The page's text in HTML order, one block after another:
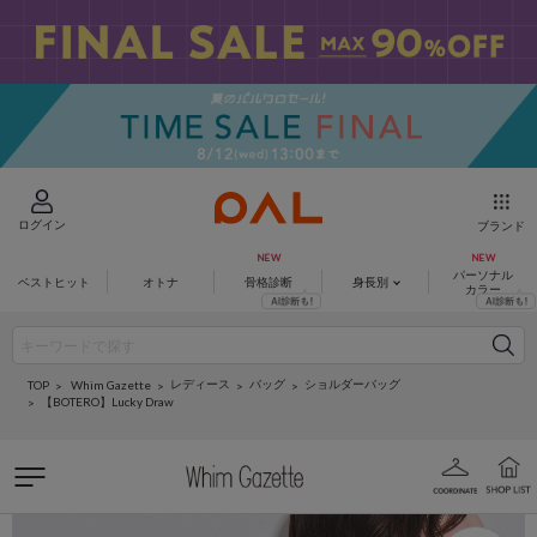
ログイン ブランド
ベストヒット オトナ 骨格診断 身長別
パーソナル
カラー
TOP Whim Gazette レディース バッグ
ショルダーバッグ
【BOTERO】Lucky Draw